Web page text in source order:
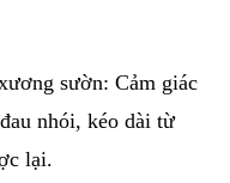
sườn: Cảm giác
nhói, kéo dài từ
lại.